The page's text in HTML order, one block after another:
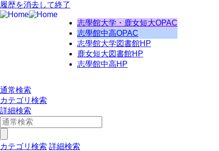
履歴を消去して終了
志學館大学・鹿女短大OPAC
志學館中高OPAC
志學館大学図書館HP
鹿女短大図書館HP
志學館中高HP
通常検索
カテゴリ検索
詳細検索
カテゴリ検索 詳細検索